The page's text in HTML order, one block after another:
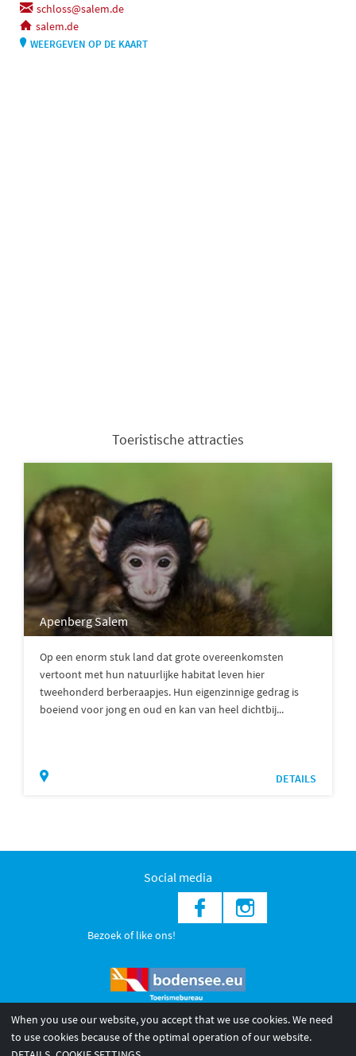
schloss@salem.de
salem.de
WEERGEVEN OP DE KAART
Toeristische attracties
Apenberg Salem
Op een enorm stuk land dat grote overeenkomsten
vertoont met hun natuurlijke habitat leven hier
tweehonderd berberaapjes. Hun eigenzinnige gedrag is
boeiend voor jong en oud en kan van heel dichtbij...
DETAILS
Social media
Bezoek of like ons!
© 2026 Internationale Bodensee Tourismus GmbH
When you use our website, you accept that we use cookies. We need
to use cookies because of the optimal operation of our website.